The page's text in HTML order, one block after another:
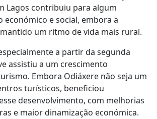
Lagos contribuiu para algum
económico e social, embora a
um ritmo de vida mais rural.
a partir da segunda
assistiu a um crescimento
Embora Odiáxere não seja um
turísticos, beneficiou
desenvolvimento, com melhorias
e maior dinamização económica.